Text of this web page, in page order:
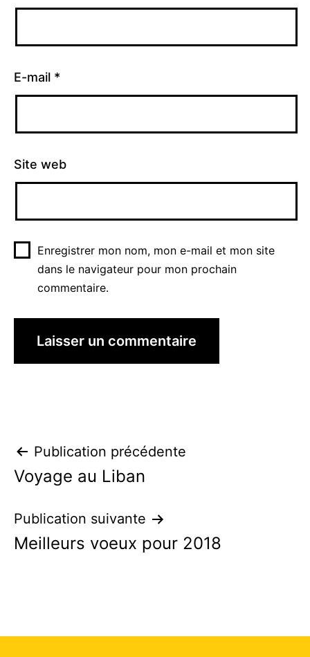
E-mail *
Site web
Enregistrer mon nom, mon e-mail et mon site
dans le navigateur pour mon prochain
commentaire.
Navigation
de
l’article
Publication précédente
Voyage au Liban
Publication suivante
Meilleurs voeux pour 2018